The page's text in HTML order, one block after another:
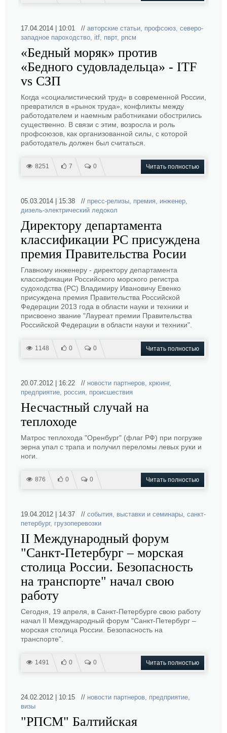
17.04.2014 | 10:01 // авторские статьи, профсоюз, северо-
западное пароходство, itf, пврт, рпсм
«Бедный моряк» против
«Бедного судовладельца» - ITF
vs СЗП
Когда «социалистический труд» в современной России,
превратился в «рынок труда», конфликты между
работодателем и наемным работниками обострились
существенно. В связи с этим, возросла и роль
профсоюзов, как организованной силы, с которой
работодатель должен был считаться.
8251 7 0 Читать полностью
05.03.2014 | 15:38 // пресс-релизы, премия, инженер,
дизель-электрический ледокол
Директору департамента
классификации РС присуждена
премия Правительства Росии
Главному инженеру - директору департамента
классификации Российского морского регистра
судоходства (РС) Владимиру Ивановичу Евенко
присуждена премия Правительства Российской
Федерации 2013 года в области науки и техники и
присвоено звание "Лауреат премии Правительства
Российской Федерации в области науки и техники".
1148 0 0 Читать полностью
20.07.2012 | 16:22 // новости партнеров, крюинг,
предприятие, россия, происшествия
Несчастный случай на
теплоходе
Матрос теплохода "Оренбург" (флаг РФ) при погрузке
зерна упал с трапа и получил переломы левых руки и
ноги.
876 0 0 Читать полностью
19.04.2012 | 14:37 // события, выставки и семинары, санкт-
петербург, грузоперевозки
II Международный форум
"Санкт-Петербург – морская
столица России. Безопасность
на транспорте" начал свою
работу
Сегодня, 19 апреля, в Санкт-Петербурге свою работу
начал II Международный форум "Санкт-Петербург –
морская столица России. Безопасность на
транспорте".
1491 0 0 Читать полностью
24.02.2012 | 10:15 // новости партнеров, предприятие,
визы
"РПСМ" Балтийская